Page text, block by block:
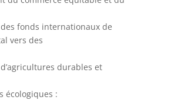
fonds internationaux de
vers des
durables et
écologiques :